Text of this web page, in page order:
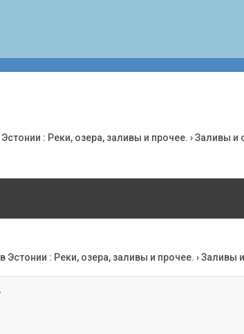
: Реки, озера, заливы и прочее. ›Заливы и
Эстонии : Реки, озера, заливы и прочее. ›Заливы